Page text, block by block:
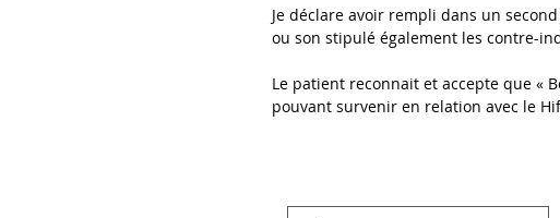
Je déclare avoir rempli dans un
ou son stipulé également les contre-
Le patient reconnait et accepte que «
pouvant survenir en relation avec le